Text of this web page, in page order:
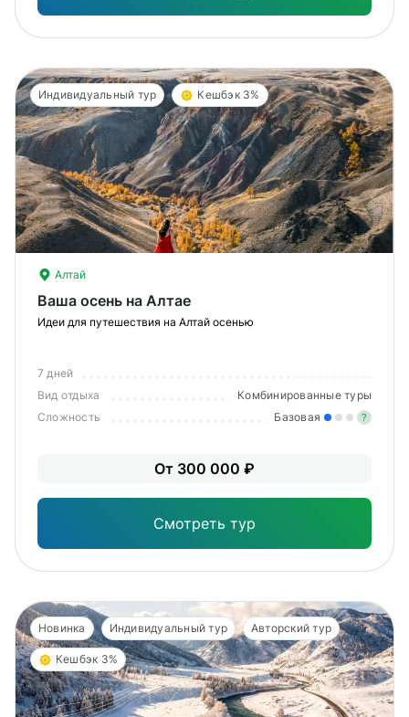
Индивидуальный тур Кешбэк 3%
Алтай
Ваша осень на Алтае
Идеи для путешествия на Алтай осенью
7 дней
Вид отдыха
Комбинированные туры
Сложность
Базовая ?
От 300 000 ₽
Смотреть тур
Новинка Индивидуальный тур Авторский тур
Кешбэк 3%